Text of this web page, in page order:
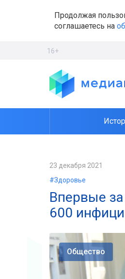
Продолжая
соглашаетесь на
16+
23 декабря 2021
#Здоровье
Впервые
600
Общество